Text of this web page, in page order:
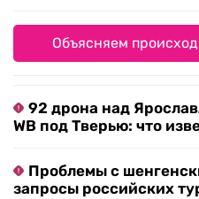
Объясняем
92 дрона над
WB под Тверью: что
Проблемы с
запросы российских